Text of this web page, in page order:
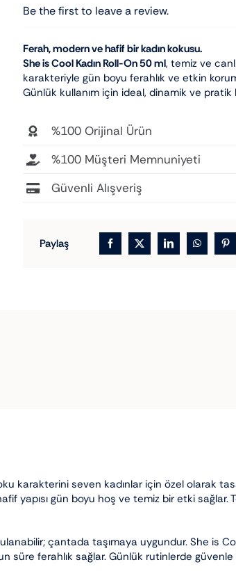
Be the first to leave a review.
Ferah, modern ve hafif bir kadın kokusu.
She is Cool Kadın Roll-On 50 ml, temiz ve
karakteriyle gün boyu ferahlık ve etkin
Günlük kullanım için ideal, dinamik ve
%100 Orijinal Ürün
%100 Müşteri Memnuniyeti
Güvenli Alışveriş
Paylaş
karakterini seven kadınlar için özel olarak
yapısı gün boyu hoş ve temiz bir etki
çantada taşımaya uygundur. She is
süre ferahlık sağlar. Günlük rutinlerde